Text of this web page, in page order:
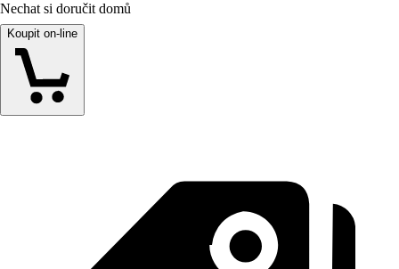
Nechat si doručit domů
Koupit on-line